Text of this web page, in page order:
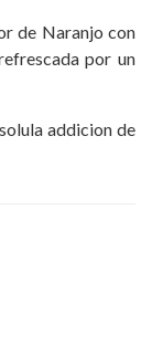
de Naranjo con
por un
addicion de